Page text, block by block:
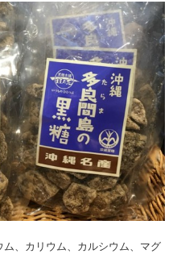
、カリウム、カルシウム、マグ